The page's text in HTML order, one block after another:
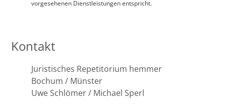
vorgesehenen Dienstleistungen entspricht.
Kontakt
Juristisches Repetitorium hemmer
Bochum / Münster
Uwe Schlömer / Michael Sperl